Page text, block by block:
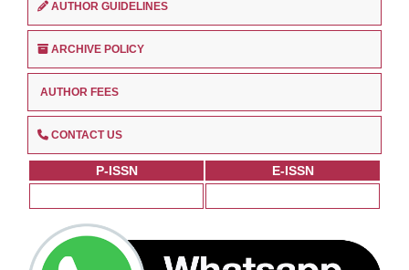
AUTHOR GUIDELINES
ARCHIVE POLICY
AUTHOR FEES
CONTACT US
P-ISSN E-ISSN